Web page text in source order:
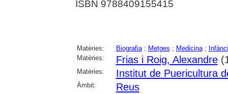
ISBN 9788409155415
Matèries: Biografia; Metges ; Medicina;
Matèries:
Frias i Roig, Alexandre
Matèries: Institut de Puericultura
Àmbit: Reus